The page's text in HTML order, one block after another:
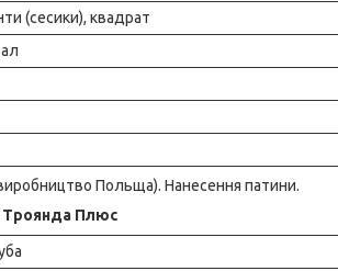
(сесики), квадрат
Польща). Нанесення патини.
Троянда Плюс